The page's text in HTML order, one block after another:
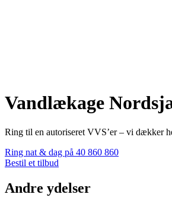
Vandlækage
Ring til en autoriseret VVS’er – vi dækker
Ring nat & dag på 40 860 860
Bestil et tilbud
Andre ydelser